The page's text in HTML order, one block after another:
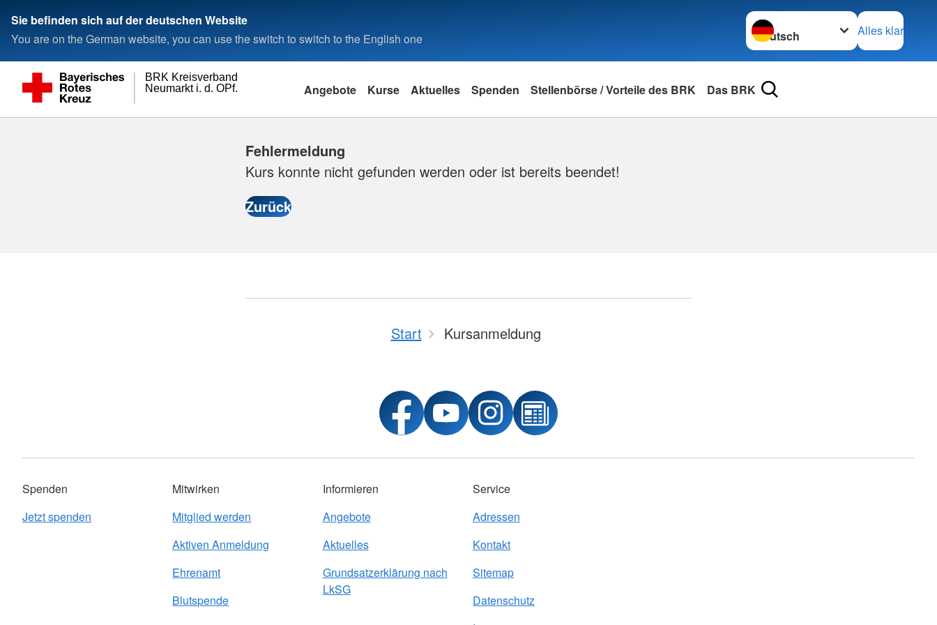
Sie befinden sich auf der deutschen Website
You are on the German website, you can use the switch to switch to the English one
Sprache wechseln zu
Alles klar
Neumarkt i. d. OPf.
BRK Kreisverband
Angebote Kurse Aktuelles Spenden Stellenbörse / Vorteile des BRK Das BRK
Fehlermeldung
Kurs konnte nicht gefunden werden oder ist bereits beendet!
Start Kursanmeldung
Spenden
Jetzt spenden
Mitwirken
Mitglied werden
Aktiven Anmeldung
Ehrenamt
Blutspende
Informieren
Angebote
Aktuelles
Grundsatzerklärung nach
LkSG
Service
Adressen
Kontakt
Sitemap
Datenschutz